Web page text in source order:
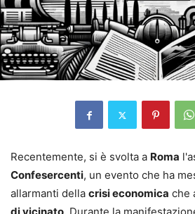
Recentemente, si è svolta a Roma
Confesercenti, un evento che ha
allarmanti della crisi economica che